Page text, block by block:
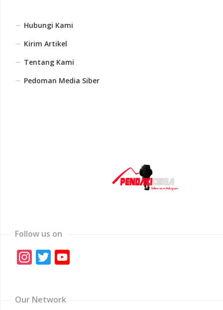
Hubungi Kami
Kirim Artikel
Tentang Kami
Pedoman Media Siber
Follow us on
Instagram
Twitter
Our Network